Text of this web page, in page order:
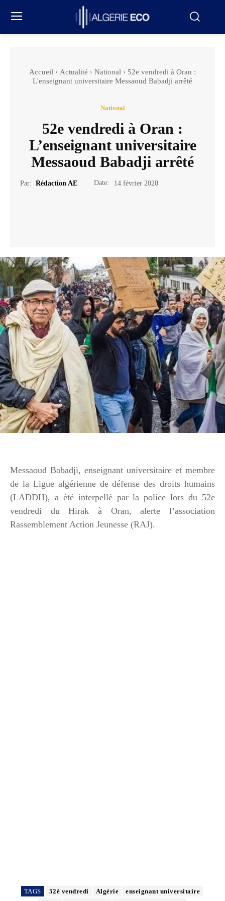
Accueil Actualité National
52e vendredi à Oran :
L'enseignant universitaire Messaoud Babadji arrêté
National
52e vendredi à Oran :
L’enseignant universitaire
Messaoud Babadji arrêté
Par: Rédaction AE Date: 14 février 2020
Messaoud Babadji, enseignant universitaire et membre
de la Ligue algérienne de défense des droits humains
(LADDH), a été interpellé par la police lors du 52e
vendredi du Hirak à Oran, alerte l’association
Rassemblement Action Jeunesse (RAJ).
TAGS 52è vendredi Algérie
enseignant universitaire